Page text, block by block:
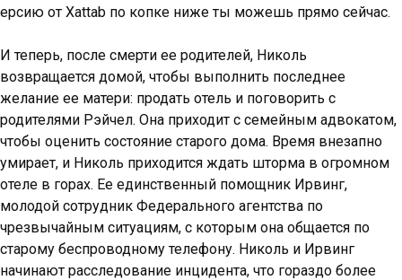
ерсию от Xattab по копке ниже ты можешь прямо сейчас.
И теперь, после смерти ее родителей, Николь
возвращается домой, чтобы выполнить последнее
желание ее матери: продать отель и поговорить с
родителями Рэйчел. Она приходит с семейным адвокатом,
чтобы оценить состояние старого дома. Время внезапно
умирает, и Николь приходится ждать шторма в огромном
отеле в горах. Ее единственный помощник Ирвинг,
молодой сотрудник Федерального агентства по
чрезвычайным ситуациям, с которым она общается по
старому беспроводному телефону. Николь и Ирвинг
начинают расследование инцидента, что гораздо более